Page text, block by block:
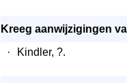
Kreeg aanwijzigingen
·
Kindler, ?.